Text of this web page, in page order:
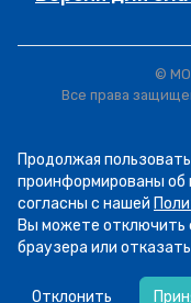
©
Все права
Сегодня
Продолжая
проинформированы об
согласны с нашей
Вы можете отключить
браузера или
Отклонить